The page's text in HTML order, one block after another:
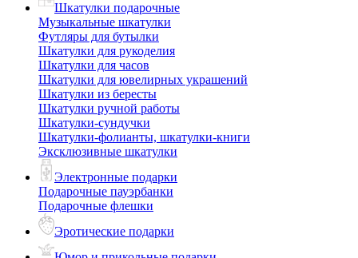
Шкатулки подарочные
Музыкальные шкатулки
Футляры для бутылки
Шкатулки для рукоделия
Шкатулки для часов
Шкатулки для ювелирных украшений
Шкатулки из бересты
Шкатулки ручной работы
Шкатулки-сундучки
Шкатулки-фолианты, шкатулки-книги
Эксклюзивные шкатулки
Электронные подарки
Подарочные пауэрбанки
Подарочные флешки
Эротические подарки